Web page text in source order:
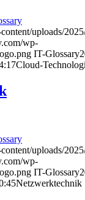
uploads/
wp-
IT-Glossary
Cloud-
uploads/
wp-
IT-Glossary
Netzwerktechnik